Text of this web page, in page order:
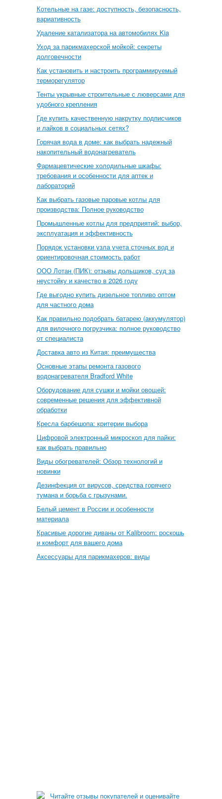
Котельные на газе: доступность, безопасность,
вариативность
Удаление катализатора на автомобилях Kia
Уход за парикмахерской мойкой: секреты
долговечности
Как установить и настроить программируемый
терморегулятор
Тенты укрывные строительные с люверсами для
удобного крепления
Где купить качественную накрутку подписчиков
и лайков в социальных сетях?
Горячая вода в доме: как выбрать надежный
накопительный водонагреватель
Фармацевтические холодильные шкафы:
требования и особенности для аптек и
лабораторий
Как выбрать газовые паровые котлы для
производства: Полное руководство
Промышленные котлы для предприятий: выбор,
эксплуатация и эффективность
Порядок установки узла учета сточных вод и
ориентировочная стоимость работ
ООО Лотан (ПИК): отзывы дольщиков, суд за
неустойку и качество в 2026 году
Где выгодно купить дизельное топливо оптом
для частного дома
Как правильно подобрать батарею (аккумулятор)
для вилочного погрузчика: полное руководство
от специалиста
Доставка авто из Китая: преимущества
Основные этапы ремонта газового
водонагревателя Bradford White
Оборудование для сушки и мойки овощей:
современные решения для эффективной
обработки
Кресла барбешопа: критерии выбора
Цифровой электронный микроскоп для пайки:
как выбрать правильно
Виды обогревателей: Обзор технологий и
новинки
Дезинфекция от вирусов, средства горячего
тумана и борьба с грызунами.
Белый цемент в России и особенности
материала
Красивые дорогие диваны от Kalibroom: роскошь
и комфорт для вашего дома
Аксессуары для парикмахеров: виды